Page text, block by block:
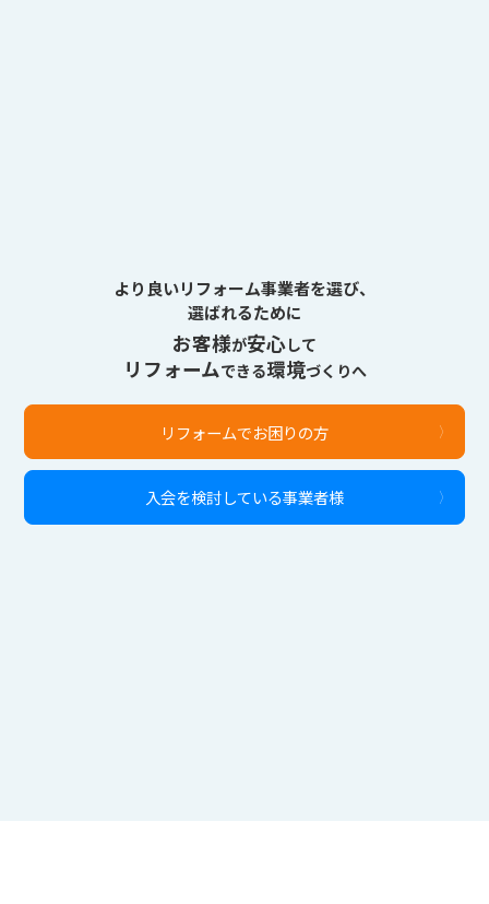
より良いリフォーム事業者を選び、
選ばれるために
お客様が安心して
リフォームできる環境づくりへ
リフォームでお困りの方
入会を検討している事業者様